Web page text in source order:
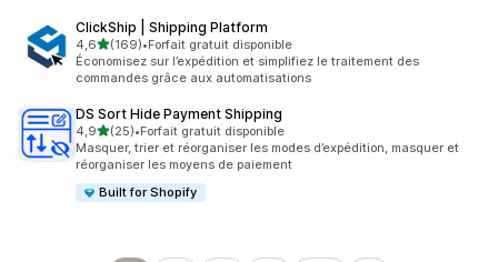
ClickShip | Shipping Platform
4,6étoile(s) sur 5
(169)
169 avis au total
•Forfait gratuit disponible
Économisez sur l’expédition et simplifiez le traitement des
commandes grâce aux automatisations
DS Sort Hide Payment Shipping
4,9étoile(s) sur 5
(25)
25 avis au total
•Forfait gratuit disponible
Masquer, trier et réorganiser les modes d’expédition, masquer et
réorganiser les moyens de paiement
Built for Shopify